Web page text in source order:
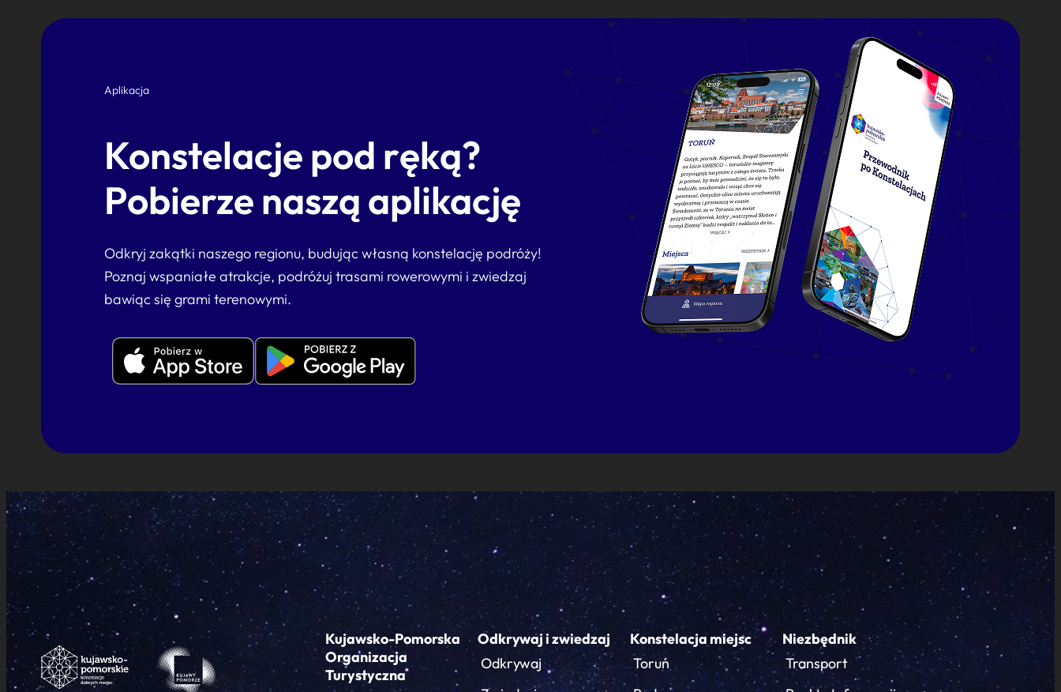
Aplikacja
Konstelacje pod ręką?
Pobierze naszą aplikację
Odkryj zakątki naszego regionu, budując własną konstelację podróży!
Poznaj wspaniałe atrakcje, podróżuj trasami rowerowymi i zwiedzaj
bawiąc się grami terenowymi.
Kujawsko-Pomorska
Organizacja
Turystyczna
Odkrywaj i zwiedzaj
Odkrywaj
Konstelacja miejsc
Toruń
Niezbędnik
Transport